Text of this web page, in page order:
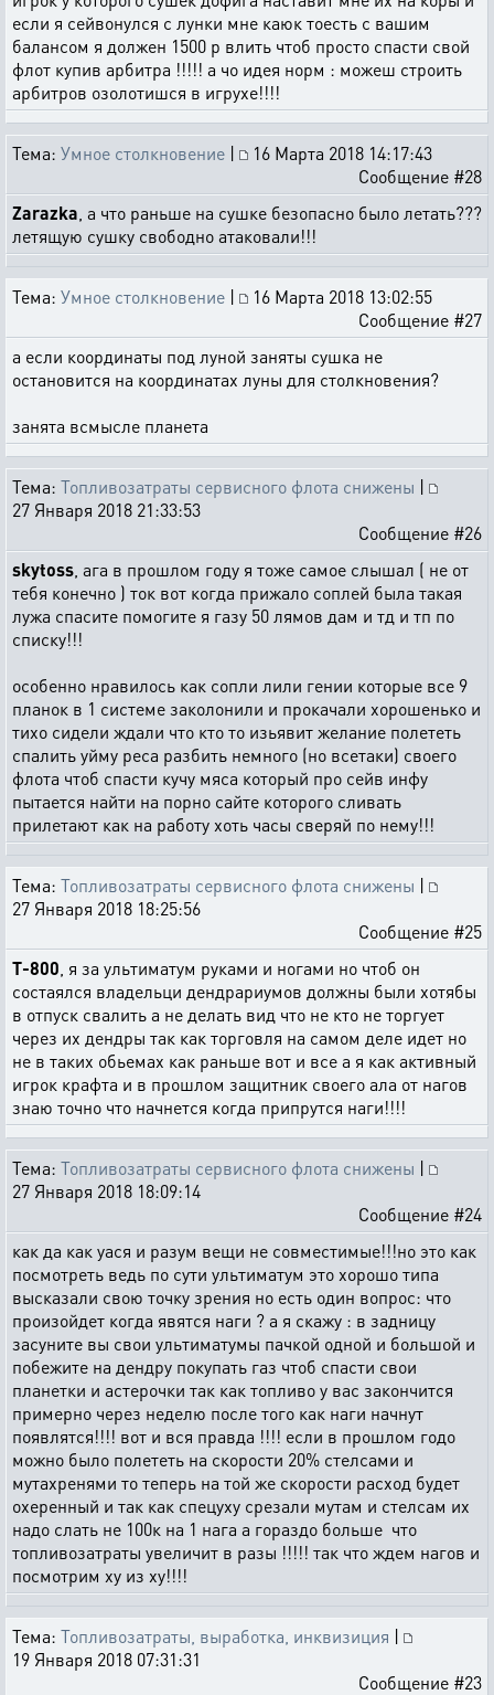
если я сейвонулся с лунки мне каюк тоесть с вашим
балансом я должен 1500 р влить чтоб просто спасти свой
флот купив арбитра !!!!! а чо идея норм : можеш строить
арбитров озолотишся в игрухе!!!!
Тема: Умное столкновение |
16 Марта 2018 14:17:43
Сообщение #28
Zarazka , а что раньше на сушке безопасно было летать???
летящую сушку свободно атаковали!!!
Тема: Умное столкновение |
16 Марта 2018 13:02:55
Сообщение #27
а если координаты под луной заняты сушка не
остановится на координатах луны для столкновения?
занята всмысле планета
Тема: Топливозатраты сервисного флота снижены |
27 Января 2018 21:33:53
Сообщение #26
skytoss , ага в прошлом году я тоже самое слышал ( не от
тебя конечно ) ток вот когда прижало соплей была такая
лужа спасите помогите я газу 50 лямов дам и тд и тп по
списку!!!
особенно нравилось как сопли лили гении которые все 9
планок в 1 системе заколонили и прокачали хорошенько и
тихо сидели ждали что кто то изьявит желание полететь
спалить уйму реса разбить немного (но всетаки) своего
флота чтоб спасти кучу мяса который про сейв инфу
пытается найти на порно сайте которого сливать
прилетают как на работу хоть часы сверяй по нему!!!
Тема: Топливозатраты сервисного флота снижены |
27 Января 2018 18:25:56
Сообщение #25
T-800 , я за ультиматум руками и ногами но чтоб он
состаялся владельци дендрариумов должны были хотябы
в отпуск свалить а не делать вид что не кто не торгует
через их дендры так как торговля на самом деле идет но
не в таких обьемах как раньше вот и все а я как активный
игрок крафта и в прошлом защитник своего ала от нагов
знаю точно что начнется когда припрутся наги!!!!
Тема: Топливозатраты сервисного флота снижены |
27 Января 2018 18:09:14
Сообщение #24
как да как уася и разум вещи не совместимые!!!но это как
посмотреть ведь по сути ультиматум это хорошо типа
высказали свою точку зрения но есть один вопрос: что
произойдет когда явятся наги ? а я скажу : в задницу
засуните вы свои ультиматумы пачкой одной и большой и
побежите на дендру покупать газ чтоб спасти свои
планетки и астерочки так как топливо у вас закончится
примерно через неделю после того как наги начнут
появлятся!!!! вот и вся правда !!!! если в прошлом годо
можно было полететь на скорости 20% стелсами и
мутахренями то теперь на той же скорости расход будет
охеренный и так как спецуху срезали мутам и стелсам их
надо слать не 100к на 1 нага а гораздо больше что
топливозатраты увеличит в разы !!!!! так что ждем нагов и
посмотрим ху из ху!!!!
Тема: Топливозатраты, выработка, инквизиция |
19 Января 2018 07:31:31
Сообщение #23